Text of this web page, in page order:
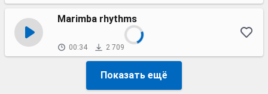
Marimba rhythms
00:34 2 709
Показать ещё